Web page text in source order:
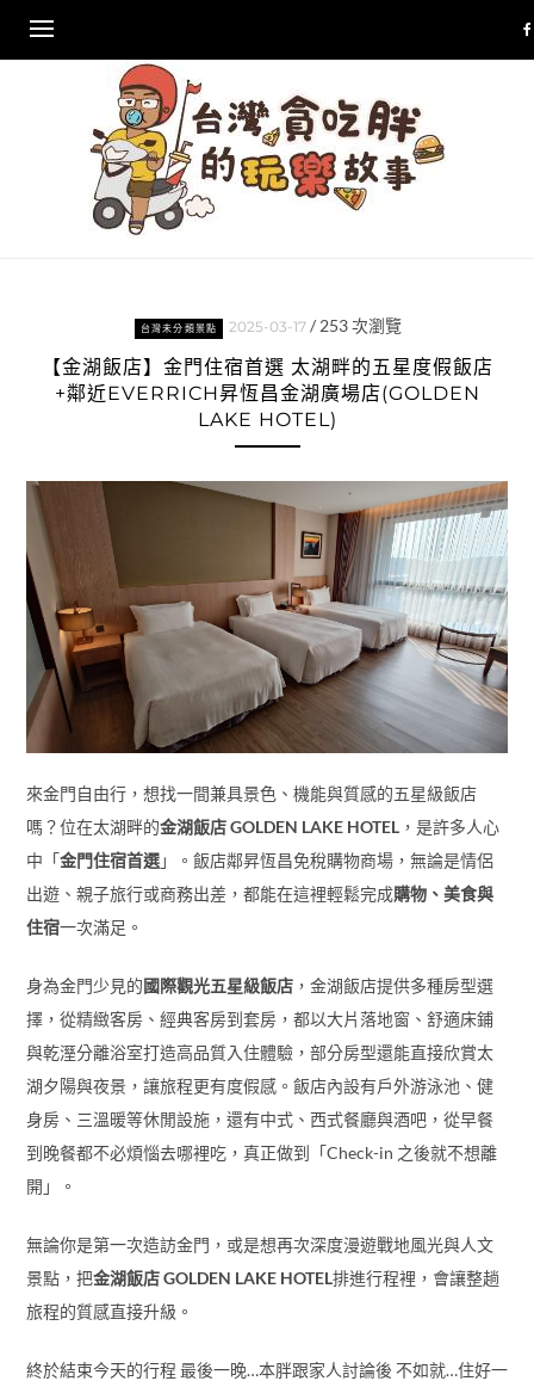
content
台灣未分類景點 2025-03-17 / 253次瀏覽
【金湖飯店】金門住宿首選 太湖畔的五星度假飯店
+鄰近EVERRICH昇恆昌金湖廣場店(GOLDEN
LAKE HOTEL)
來金門自由行，想找一間兼具景色、機能與質感的五星級飯店
嗎？位在太湖畔的金湖飯店 GOLDEN LAKE HOTEL，是許多人心
中「金門住宿首選」。飯店鄰昇恆昌免稅購物商場，無論是情侶
出遊、親子旅行或商務出差，都能在這裡輕鬆完成購物、美食與
住宿一次滿足。
身為金門少見的國際觀光五星級飯店，金湖飯店提供多種房型選
擇，從精緻客房、經典客房到套房，都以大片落地窗、舒適床鋪
與乾溼分離浴室打造高品質入住體驗，部分房型還能直接欣賞太
湖夕陽與夜景，讓旅程更有度假感。飯店內設有戶外游泳池、健
身房、三溫暖等休閒設施，還有中式、西式餐廳與酒吧，從早餐
到晚餐都不必煩惱去哪裡吃，真正做到「Check-in 之後就不想離
開」。
無論你是第一次造訪金門，或是想再次深度漫遊戰地風光與人文
景點，把金湖飯店 GOLDEN LAKE HOTEL排進行程裡，會讓整趟
旅程的質感直接升級。
終於結束今天的行程 最後一晚…本胖跟家人討論後 不如就…住好一